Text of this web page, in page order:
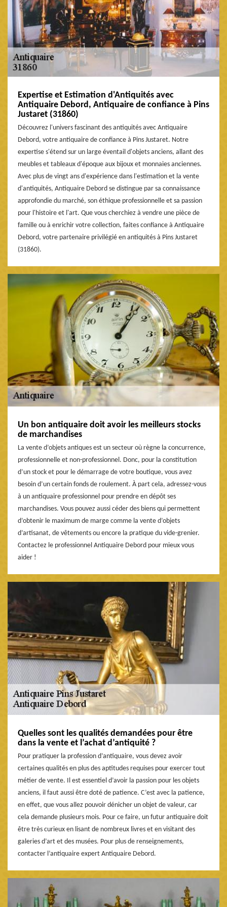
Expertise et Estimation d'Antiquités avec
Antiquaire Debord, Antiquaire de confiance à Pins
Justaret (31860)
Découvrez l'univers fascinant des antiquités avec Antiquaire
Debord, votre antiquaire de confiance à Pins Justaret. Notre
expertise s'étend sur un large éventail d'objets anciens, allant des
meubles et tableaux d'époque aux bijoux et monnaies anciennes.
Avec plus de vingt ans d'expérience dans l'estimation et la vente
d'antiquités, Antiquaire Debord se distingue par sa connaissance
approfondie du marché, son éthique professionnelle et sa passion
pour l'histoire et l'art. Que vous cherchiez à vendre une pièce de
famille ou à enrichir votre collection, faites confiance à Antiquaire
Debord, votre partenaire privilégié en antiquités à Pins Justaret
(31860).
Un bon antiquaire doit avoir les meilleurs stocks
de marchandises
La vente d’objets antiques est un secteur où règne la concurrence,
professionnelle et non-professionnel. Donc, pour la constitution
d’un stock et pour le démarrage de votre boutique, vous avez
besoin d’un certain fonds de roulement. À part cela, adressez-vous
à un antiquaire professionnel pour prendre en dépôt ses
marchandises. Vous pouvez aussi céder des biens qui permettent
d’obtenir le maximum de marge comme la vente d’objets
d’artisanat, de vêtements ou encore la pratique du vide-grenier.
Contactez le professionnel Antiquaire Debord pour mieux vous
aider !
Quelles sont les qualités demandées pour être
dans la vente et l’achat d’antiquité ?
Pour pratiquer la profession d’antiquaire, vous devez avoir
certaines qualités en plus des aptitudes requises pour exercer tout
métier de vente. Il est essentiel d’avoir la passion pour les objets
anciens, il faut aussi être doté de patience. C’est avec la patience,
en effet, que vous allez pouvoir dénicher un objet de valeur, car
cela demande plusieurs mois. Pour ce faire, un futur antiquaire doit
être très curieux en lisant de nombreux livres et en visitant des
galeries d’art et des musées. Pour plus de renseignements,
contacter l’antiquaire expert Antiquaire Debord.